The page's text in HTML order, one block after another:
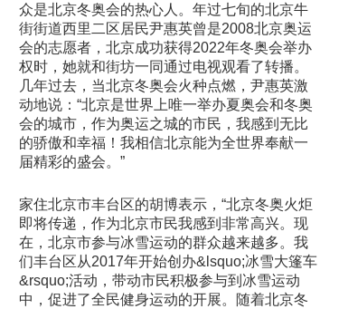
众是北京冬奥会的热心人。年过七旬的北京牛
街街道西里二区居民尹惠英曾是2008北京奥运
会的志愿者，北京成功获得2022年冬奥会举办
权时，她就和街坊一同通过电视观看了转播。
几年过去，当北京冬奥会火种点燃，尹惠英激
动地说：“北京是世界上唯一举办夏奥会和冬奥
会的城市，作为奥运之城的市民，我感到无比
的骄傲和幸福！我相信北京能为全世界奉献一
届精彩的盛会。”
家住北京市丰台区的胡博表示，“北京冬奥火炬
即将传递，作为北京市民我感到非常高兴。现
在，北京市参与冰雪运动的群众越来越多。我
们丰台区从2017年开始创办&lsquo;冰雪大篷车
&rsquo;活动，带动市民积极参与到冰雪运动
中，促进了全民健身运动的开展。随着北京冬